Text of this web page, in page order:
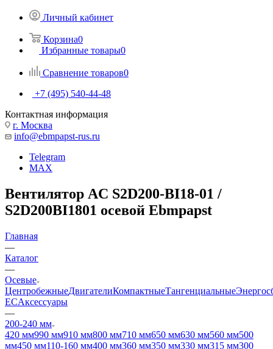
Личный кабинет
Корзина0
Избранные товары0
Сравнение товаров0
+7 (495) 540-44-48
Контактная информация
г. Москва
info@ebmpapst-rus.ru
Telegram
MAX
Вентилятор AC S2D200-BI18-01 /
S2D200BI1801 осевой Ebmpapst
Главная
—
Каталог
—
Осевые
ЦентробежныеДвигателиКомпактныеТангенциальные
ECАксессуары
—
200-240 мм
420 мм990 мм910 мм800 мм710 мм650 мм630 мм560 мм500
мм450 мм110-160 мм400 мм360 мм350 мм330 мм315 мм300